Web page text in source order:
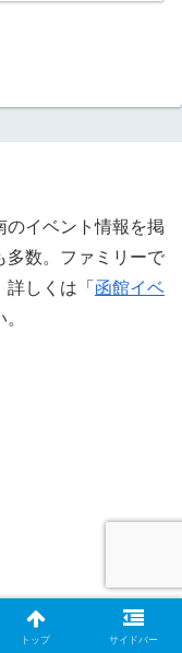
のイベント情報を掲
多数。ファミリーで
しくは「 函館イベ
トップ サイドバー